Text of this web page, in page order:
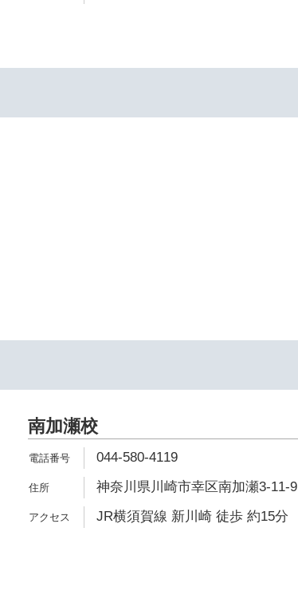
南加瀬校
044-580-4119
神奈川県川崎市幸区南加瀬3-11-9
JR横須賀線 新川崎 徒歩 約15分